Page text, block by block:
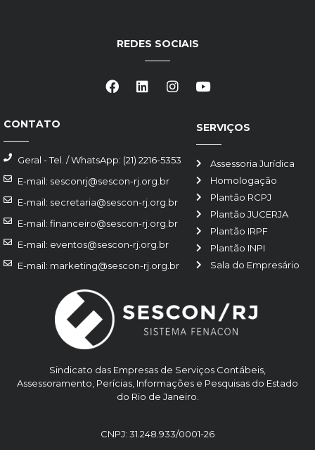
Sindicato das Empresas de Serviços Contábeis,
Assessoramento, Perícias, Informações e Pesquisas do Estado
do Rio de Janeiro.
CNPJ: 31.248.933/0001-26
SERVIÇOS
Assessoria Jurídica
Homologação
Plantão RCPJ
Plantão JUCERJA
Plantão IRPF
Plantão INPI
Sala do Empresário
CONTATO
Geral - Tel. / WhatsApp: (21) 2216-5353
E-mail: sesconrj@sescon-rj.org.br
E-mail: secretaria@sescon-rj.org.br
E-mail: financeiro@sescon-rj.org.br
E-mail: eventos@sescon-rj.org.br
E-mail: marketing@sescon-rj.org.br
REDES SOCIAIS